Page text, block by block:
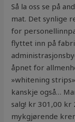
Så la oss se på
mat. Det synlige
for
flyttet inn på
åpnet for
»whitening
kanskje også…
salg! kr 301,00 kr
mykgjørende